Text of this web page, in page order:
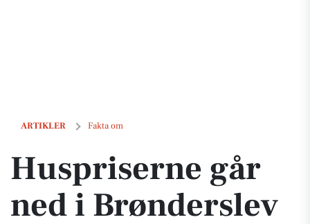
ARTIKLER Fakta om
Huspriserne går ned i Brønderslev Kommune
Huspriserne går
ned i Brønderslev